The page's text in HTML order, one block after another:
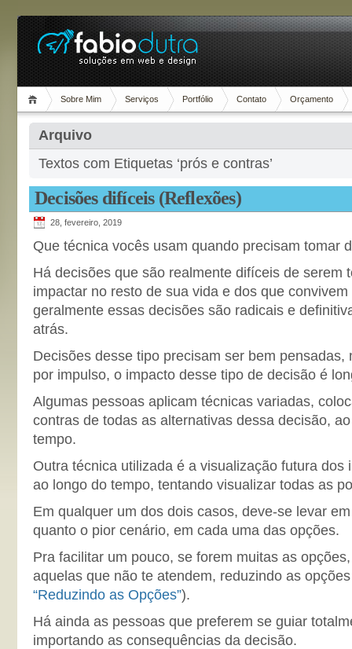
Sobre Mim Serviços Portfólio Contato Orçamento
Arquivo
Textos com Etiquetas ‘prós e contras’
Decisões difíceis (Reflexões)
28, fevereiro, 2019
Que técnica vocês usam quando precisam tomar
Há decisões que são realmente difíceis de serem
impactar no resto de sua vida e dos que
geralmente essas decisões são radicais e
atrás.
Decisões desse tipo precisam ser bem pensadas,
por impulso, o impacto desse tipo de decisão é
Algumas pessoas aplicam técnicas variadas,
contras de todas as alternativas dessa decisão,
tempo.
Outra técnica utilizada é a visualização futura dos
ao longo do tempo, tentando visualizar todas as
Em qualquer um dos dois casos, deve-se levar
quanto o pior cenário, em cada uma das opções.
Pra facilitar um pouco, se forem muitas as
aquelas que não te atendem, reduzindo as
“Reduzindo as Opções”).
Há ainda as pessoas que preferem se guiar
importando as consequências da decisão.